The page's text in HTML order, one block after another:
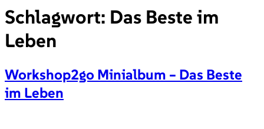
Schlagwort: Das Beste im
Leben
Workshop2go Minialbum – Das Beste
im Leben